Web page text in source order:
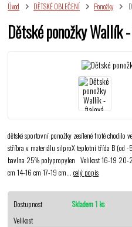
Úvod DĚTSKÉ OBLEČENÍ Ponožky
Dětské ponožky Wallík
dětské sportovní ponožky zesílené froté
stříbra v materiálu silproX teplotní třída B (od
bavlna 25% polypropylen Velikost 16-19
cm 14-16 cm 17-19 cm...celý popis
Dostupnost
Skladem 1 ks
Velikost